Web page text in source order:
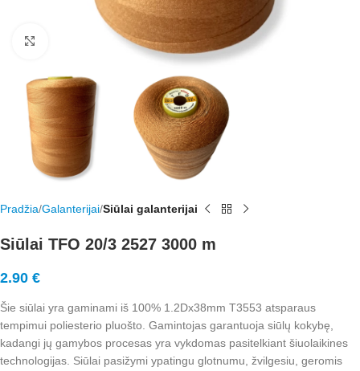
Rodyti nuotrauką visame ekrane
Pradžia Galanterijai Siūlai galanterijai
Siūlai TFO 20/3 2527 3000 m
2.90 €
Šie siūlai yra gaminami iš 100% 1.2Dx38mm T3553 atsparaus
tempimui poliesterio pluošto. Gamintojas garantuoja siūlų kokybę,
kadangi jų gamybos procesas yra vykdomas pasitelkiant šiuolaikines
technologijas. Siūlai pasižymi ypatingu glotnumu, žvilgesiu, geromis